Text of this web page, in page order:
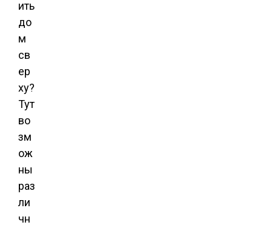
ить
до
м
св
ер
ху?
Тут
во
зм
ож
ны
раз
ли
чн